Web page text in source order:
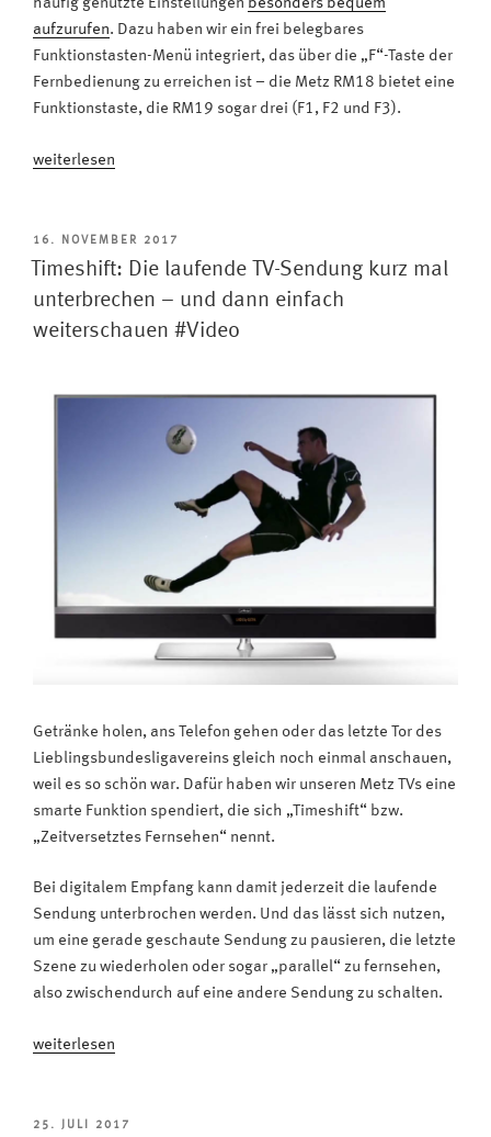
häufig genutzte Einstellungen besonders bequem
aufzurufen. Dazu haben wir ein frei belegbares
Funktionstasten-Menü integriert, das über die „F“-Taste der
Fernbedienung zu erreichen ist – die Metz RM18 bietet eine
Funktionstaste, die RM19 sogar drei (F1, F2 und F3).
„Shortcuts
So
belegt
man
TV-
weiterlesen
VERÖFFENTLICHT
AM
16. NOVEMBER 2017
Timeshift: Die laufende TV-Sendung kurz mal
unterbrechen – und dann einfach
weiterschauen #Video
Getränke holen, ans Telefon gehen oder das letzte Tor des
Lieblingsbundesligavereins gleich noch einmal anschauen,
weil es so schön war. Dafür haben wir unseren Metz TVs eine
smarte Funktion spendiert, die sich „Timeshift“ bzw.
„Zeitversetztes Fernsehen“ nennt.
Bei digitalem Empfang kann damit jederzeit die laufende
Sendung unterbrochen werden. Und das lässt sich nutzen,
um eine gerade geschaute Sendung zu pausieren, die letzte
Szene zu wiederholen oder sogar „parallel“ zu fernsehen,
also zwischendurch auf eine andere Sendung zu schalten.
„Timeshift:
TV-
weiterlesen
VERÖFFENTLICHT
25. JULI 2017